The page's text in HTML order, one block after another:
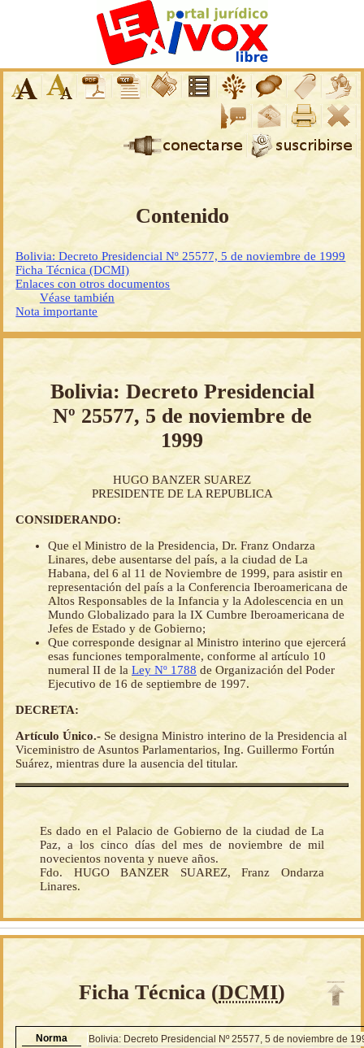
Contenido
Bolivia: Decreto Presidencial Nº 25577, 5 de noviembre de 1999
Ficha Técnica (DCMI)
Enlaces con otros documentos
Véase también
Nota importante
Bolivia: Decreto Presidencial
Nº 25577, 5 de noviembre de
1999
HUGO BANZER SUAREZ
PRESIDENTE DE LA REPUBLICA
CONSIDERANDO:
Que el Ministro de la Presidencia, Dr. Franz Ondarza
Linares, debe ausentarse del país, a la ciudad de La
Habana, del 6 al 11 de Noviembre de 1999, para asistir en
representación del país a la Conferencia Iberoamericana de
Altos Responsables de la Infancia y la Adolescencia en un
Mundo Globalizado para la IX Cumbre Iberoamericana de
Jefes de Estado y de Gobierno;
Que corresponde designar al Ministro interino que ejercerá
esas funciones temporalmente, conforme al artículo 10
numeral II de la Ley Nº 1788 de Organización del Poder
Ejecutivo de 16 de septiembre de 1997.
DECRETA:
Artículo Único.- Se designa Ministro interino de la Presidencia al
Viceministro de Asuntos Parlamentarios, Ing. Guillermo Fortún
Suárez, mientras dure la ausencia del titular.
Es dado en el Palacio de Gobierno de la ciudad de La
Paz, a los cinco días del mes de noviembre de mil
novecientos noventa y nueve años.
Fdo. HUGO BANZER SUAREZ, Franz Ondarza
Linares.
Ficha Técnica (DCMI)
Norma
Bolivia: Decreto Presidencial Nº 25577, 5 de noviembre de